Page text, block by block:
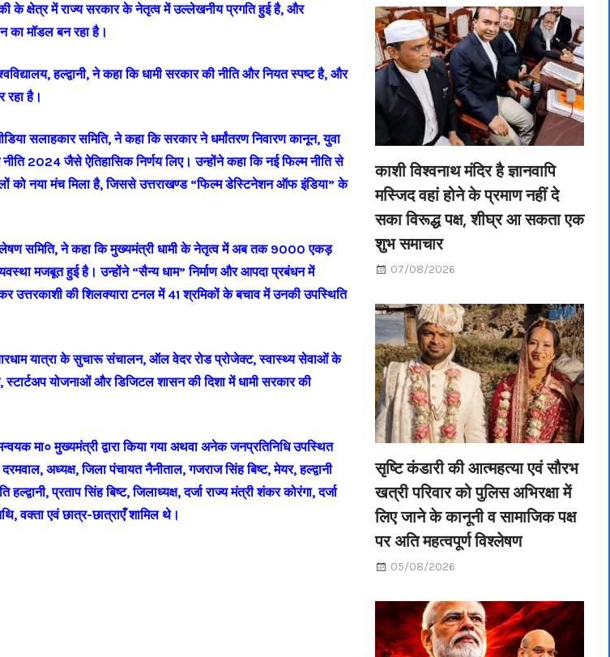
के क्षेत्र में राज्य सरकार के नेतृत्व में उल्लेखनीय प्रगति हुई है, और
का मॉडल बन रहा है।
हल्द्वानी, ने कहा कि धामी सरकार की नीति और नियत स्पष्ट है, और
रहा है।
सलाहकार समिति, ने कहा कि सरकार ने धर्मांतरण निवारण कानून, युवा
2024 जैसे ऐतिहासिक निर्णय लिए। उन्होंने कहा कि नई फिल्म नीति से
को नया मंच मिला है, जिससे उत्तराखण्ड “फिल्म डेस्टिनेशन ऑफ इंडिया” के
समिति, ने कहा कि मुख्यमंत्री धामी के नेतृत्व में अब तक 9000 एकड़
मजबूत हुई है। उन्होंने “सैन्य धाम” निर्माण और आपदा प्रबंधन में
उत्तरकाशी की शिलक्यारा टनल में 41 श्रमिकों के बचाव में उनकी उपस्थिति
यात्रा के सुचारू संचालन, ऑल वेदर रोड प्रोजेक्ट, स्वास्थ्य सेवाओं के
स्टार्टअप योजनाओं और डिजिटल शासन की दिशा में धामी सरकार की
मा० मुख्यमंत्री द्वारा किया गया अथवा अनेक जनप्रतिनिधि उपस्थित
अध्यक्ष, जिला पंचायत नैनीताल, गजराज सिंह बिष्ट, मेयर, हल्द्वानी
प्रताप सिंह बिष्ट, जिलाध्यक्ष, दर्जा राज्य मंत्री शंकर कोरंगा, दर्जा
वक्ता एवं छात्र-छात्राएँ शामिल थे।
काशी विश्वनाथ मंदिर है ज्ञानवापि
मस्जिद वहां होने के प्रमाण नहीं दे
सका विरूद्ध पक्ष, शीघ्र आ सकता एक
शुभ समाचार
07/08/2026
सृष्टि कंडारी की आत्महत्या एवं सौरभ
खत्री परिवार को पुलिस अभिरक्षा में
लिए जाने के कानूनी व सामाजिक पक्ष
पर अति महत्वपूर्ण विश्लेषण
05/08/2026